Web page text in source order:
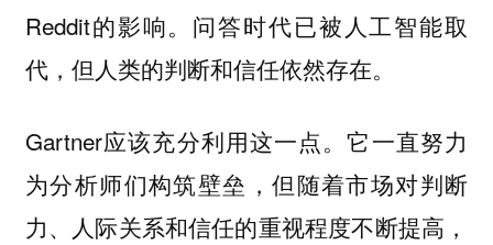
Reddit的影响。问答时代已被人工智能取
代，但人类的判断和信任依然存在。
Gartner应该充分利用这一点。它一直努力
为分析师们构筑壁垒，但随着市场对判断
力、人际关系和信任的重视程度不断提高，